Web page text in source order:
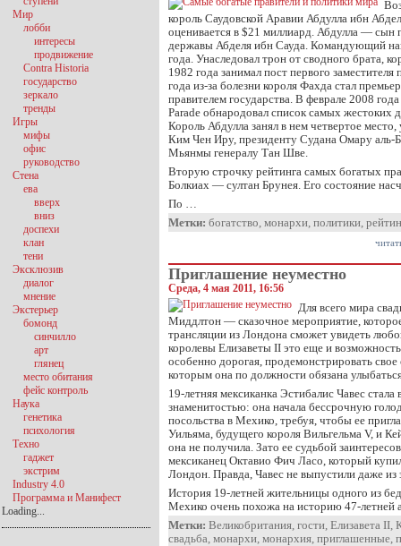
король Саудовской Аравии Абдулла ибн
оценивается в $21 миллиард. Абдулла — сын
державы Абделя ибн Сауда. Командующий
года. Унаследовал трон от сводного брата,
1982 года занимал пост первого
года из-за болезни короля Фахда стал
правителем государства. В феврале 2008
Parade обнародовал список самых жестоких
Король Абдулла занял в нем четвертое
Ким Чен Иру, президенту Судана Омару аль-
Мьянмы генералу Тан Шве.
Вторую строчку рейтинга самых богатых
Болкиах — султан Брунея. Его состояние
По …
Метки: богатство, монархи, политики,
Приглашение неуместно
Среда, 4 мая 2011, 16:56
Для всего мира
Миддлтон — сказочное мероприятие,
трансляции из Лондона сможет увидеть
королевы Елизаветы II это еще и
особенно дорогая, продемонстрировать
которым она по должности обязана
19-летняя мексиканка Эстибалис Чавес
знаменитостью: она начала бессрочную
посольства в Мехико, требуя, чтобы ее
Уильяма, будущего короля Вильгельма V, и
она не получила. Зато ее судьбой
мексиканец Октавио Фич Ласо, который
Лондон. Правда, Чавес не выпустили даже из
История 19-летней жительницы одного из
Мехико очень похожа на историю 47-летней
Метки: Великобритания, гости, Елизавета II,
свадьба, монархи, монархия, приглашенные,
Мир
лобби
интересы
продвижение
Contra Historia
государство
зеркало
тренды
Игры
мифы
офис
руководство
Стена
ева
вверх
вниз
доспехи
клан
тени
Эксклюзив
диалог
мнение
Экстерьер
бомонд
синчилло
арт
глянец
место обитания
фейс контроль
Наука
генетика
психология
Техно
гаджет
экстрим
Industry 4.0
Программа и Манифест
Loading...